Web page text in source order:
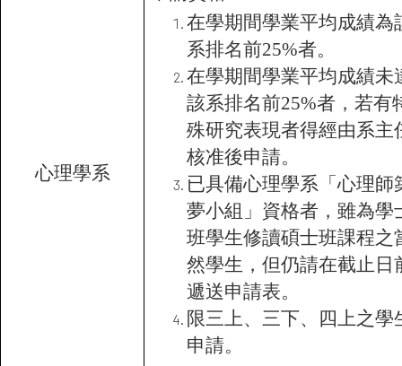
心理學系
在學期間學業平均成績為
系排名前25%者。
在學期間學業平均成績未
該系排名前25%者，若有
殊研究表現者得經由系主
核准後申請。
已具備心理學系「心理師
夢小組」資格者，雖為學
班學生修讀碩士班課程之
然學生，但仍請在截止日
遞送申請表。
限三上、三下、四上之學
申請。